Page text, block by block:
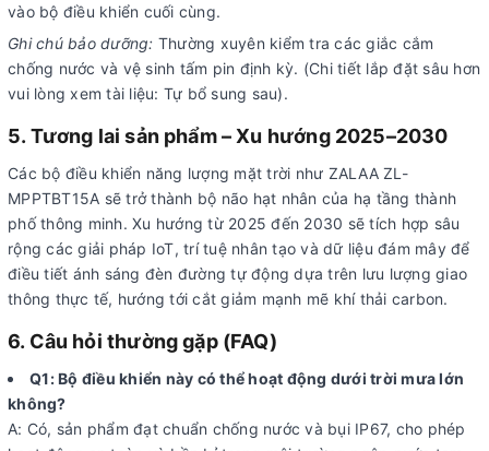
vào bộ điều khiển cuối cùng.
Ghi chú bảo dưỡng: Thường xuyên kiểm tra các giắc cắm
chống nước và vệ sinh tấm pin định kỳ. (Chi tiết lắp đặt sâu hơn
vui lòng xem tài liệu: Tự bổ sung sau).
5. Tương lai sản phẩm – Xu hướng 2025–2030
Các bộ điều khiển năng lượng mặt trời như ZALAA ZL-
MPPTBT15A sẽ trở thành bộ não hạt nhân của hạ tầng thành
phố thông minh. Xu hướng từ 2025 đến 2030 sẽ tích hợp sâu
rộng các giải pháp IoT, trí tuệ nhân tạo và dữ liệu đám mây để
điều tiết ánh sáng đèn đường tự động dựa trên lưu lượng giao
thông thực tế, hướng tới cắt giảm mạnh mẽ khí thải carbon.
6. Câu hỏi thường gặp (FAQ)
Q1: Bộ điều khiển này có thể hoạt động dưới trời mưa lớn
không?
A: Có, sản phẩm đạt chuẩn chống nước và bụi IP67, cho phép